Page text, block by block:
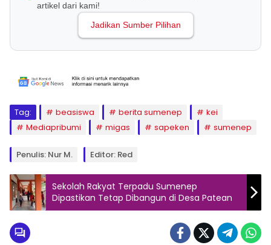
artikel dari kami!
Jadikan Sumber Pilihan
Tag: beasiswa berita sumenep
kei
Mediapribumi
migas sapeken sumenep
Penulis: Nur M. Editor: Red
Sekolah Rakyat Terpadu Sumenep
Dipastikan Tetap Dibangun di Desa Patean